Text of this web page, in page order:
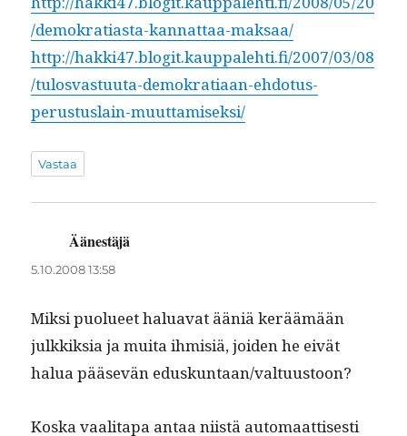
/demokratiasta-kannattaa-maksaa/
http://hakki47.blogit.kauppalehti.fi/2007/03/08
/tulosvastuuta-demokratiaan-ehdotus-
perustuslain-muuttamiseksi/
Vastaa
Äänestäjä
5.10.2008 13:58
Mik­si puolueet halu­a­vat ääniä keräämään
julkkik­sia ja mui­ta ihmisiä, joiden he eivät
halua pää­sevän eduskuntaan/valtuustoon?
Kos­ka vaal­i­ta­pa antaa niistä automaat­tis­es­ti